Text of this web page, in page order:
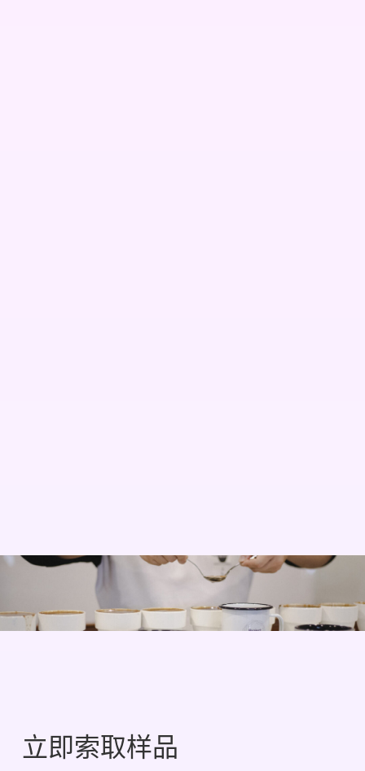
立即索取样品